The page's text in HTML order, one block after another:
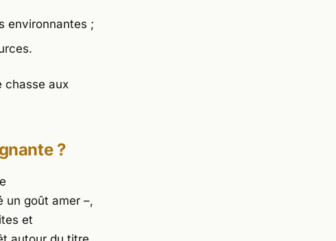
environnantes ;
chasse aux
?
un goût amer –,
et